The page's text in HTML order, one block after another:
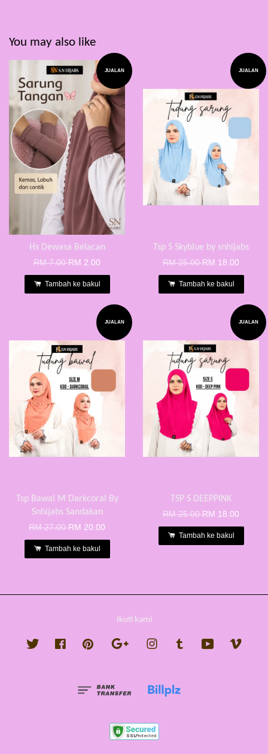
You may also like
JUALAN
Hs Dewasa Belacan
RM 7.00RM 2.00
Tambah ke bakul
JUALAN
Tsp S Skyblue by snhijabs
RM 25.00RM 18.00
Tambah ke bakul
JUALAN
Tsp Bawal M Darkcoral By
Snhijabs Sandakan
RM 27.00RM 20.00
Tambah ke bakul
JUALAN
TSP S DEEPPINK
RM 25.00RM 18.00
Tambah ke bakul
Ikuti kami
Twitter FacebookPinterest Google InstagramTumblr YouTube